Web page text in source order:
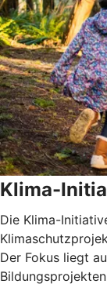
Klima-
Die Klima-
Der Fokus liegt